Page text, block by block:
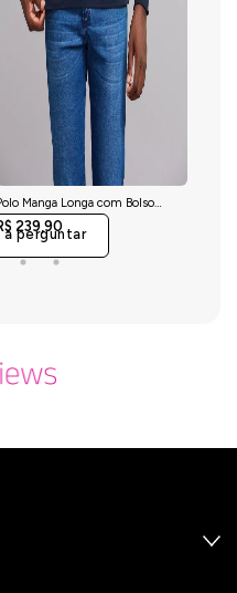
Manga Longa com Bolso
Premium - Azul Marinho
239,90
a avaliar
tem perguntas
a perguntar